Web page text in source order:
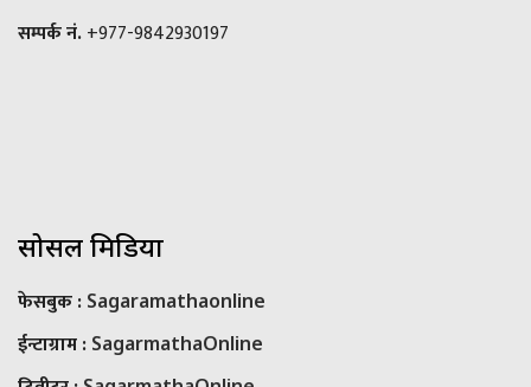
सम्पर्क नं.+977-9842930197
सोसल मिडिया
फेसबुक : Sagaramathaonline
ईन्टाग्राम : SagarmathaOnline